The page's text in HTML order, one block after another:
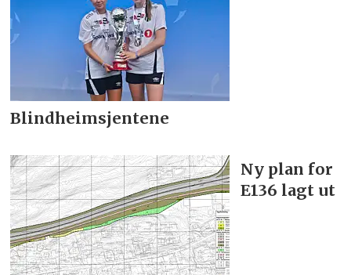
Blindheimsjentene
Ny plan for
E136 lagt ut